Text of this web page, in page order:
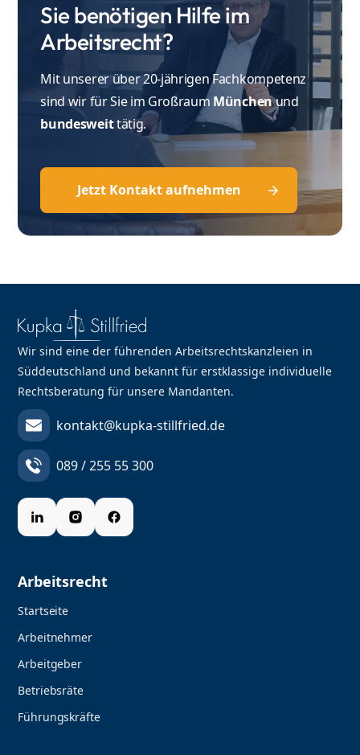
Sie benötigen Hilfe im
Arbeitsrecht?
Mit unserer über 20-jährigen Fachkompetenz
sind wir für Sie im Großraum Münchenund
bundesweittätig.
Jetzt Kontakt aufnehmen
Wir sind eine der führenden Arbeitsrechtskanzleien in
Süddeutschland und bekannt für erstklassige individuelle
Rechtsberatung für unsere Mandanten.
kontakt@kupka-stillfried.de
089 / 255 55 300
Arbeitsrecht
Startseite
Arbeitnehmer
Arbeitgeber
Betriebsräte
Führungskräfte